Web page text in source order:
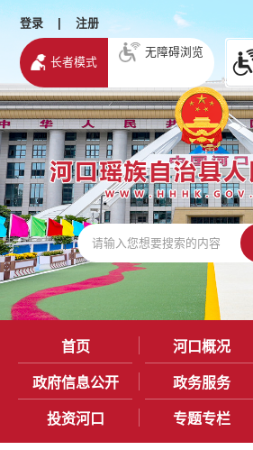
登录 | 注册
长者模式
无障碍浏览
首页 河口概况
政府信息公开 政务服务
投资河口 专题专栏